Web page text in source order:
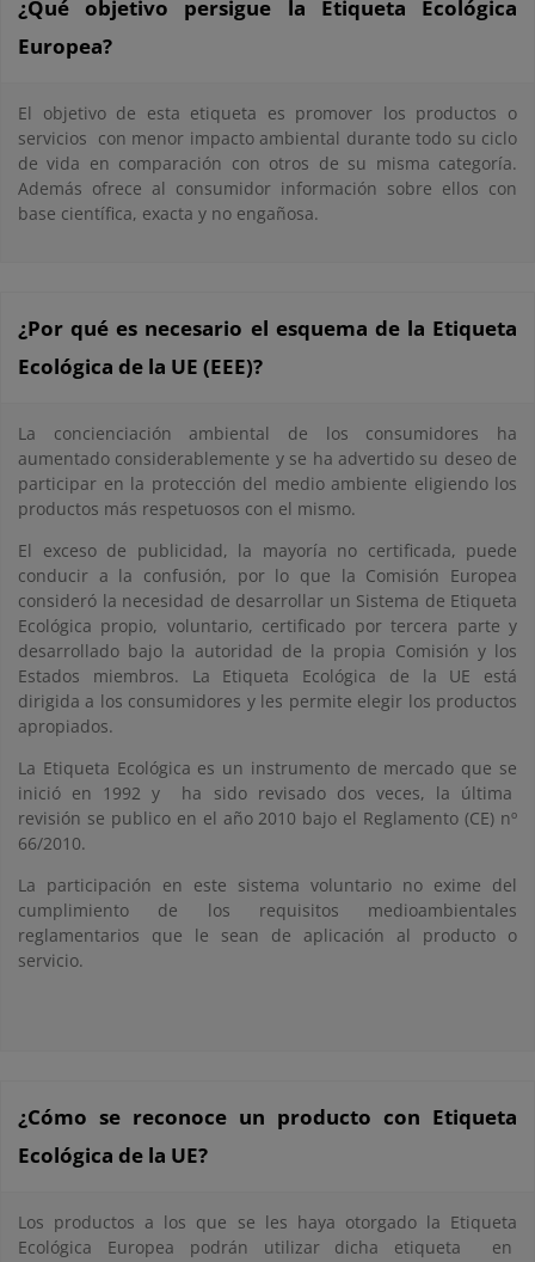
¿Qué objetivo persigue la Etiqueta Ecológica
Europea?
El objetivo de esta etiqueta es promover los productos o
servicios con menor impacto ambiental durante todo su ciclo
de vida en comparación con otros de su misma categoría.
Además ofrece al consumidor información sobre ellos con
base científica, exacta y no engañosa.
¿Por qué es necesario el esquema de la Etiqueta
Ecológica de la UE (EEE)?
La concienciación ambiental de los consumidores ha
aumentado considerablemente y se ha advertido su deseo de
participar en la protección del medio ambiente eligiendo los
productos más respetuosos con el mismo.
El exceso de publicidad, la mayoría no certificada, puede
conducir a la confusión, por lo que la Comisión Europea
consideró la necesidad de desarrollar un Sistema de Etiqueta
Ecológica propio, voluntario, certificado por tercera parte y
desarrollado bajo la autoridad de la propia Comisión y los
Estados miembros. La Etiqueta Ecológica de la UE está
dirigida a los consumidores y les permite elegir los productos
apropiados.
La Etiqueta Ecológica es un instrumento de mercado que se
inició en 1992 y ha sido revisado dos veces, la última
revisión se publico en el año 2010 bajo el Reglamento (CE) nº
66/2010.
La participación en este sistema voluntario no exime del
cumplimiento de los requisitos medioambientales
reglamentarios que le sean de aplicación al producto o
servicio.
¿Cómo se reconoce un producto con Etiqueta
Ecológica de la UE?
Los productos a los que se les haya otorgado la Etiqueta
Ecológica Europea podrán utilizar dicha etiqueta en